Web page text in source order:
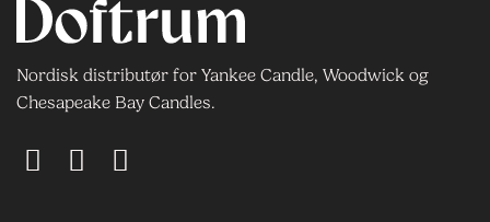
Nordisk distributør for Yankee Candle, Woodwick og
Chesapeake Bay Candles.